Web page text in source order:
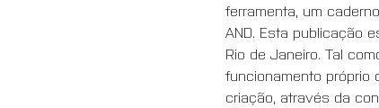
ferramenta, um
AND. Esta publicação
Rio de Janeiro. Tal
funcionamento próprio
criação, através da